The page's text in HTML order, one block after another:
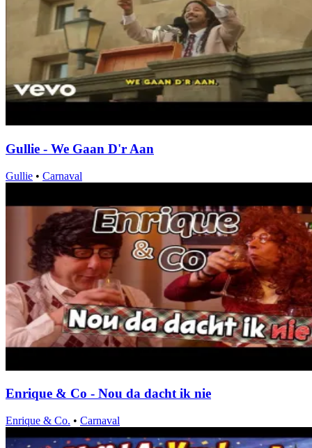
Gullie - We Gaan D'r Aan
Gullie • Carnaval
Enrique & Co - Nou da dacht ik nie
Enrique & Co. • Carnaval